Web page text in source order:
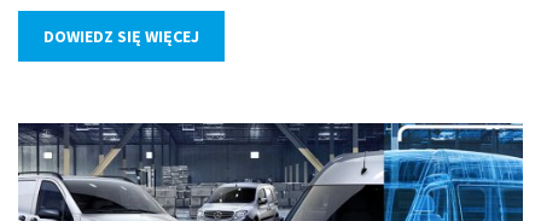
DOWIEDZ SIĘ WIĘCEJ